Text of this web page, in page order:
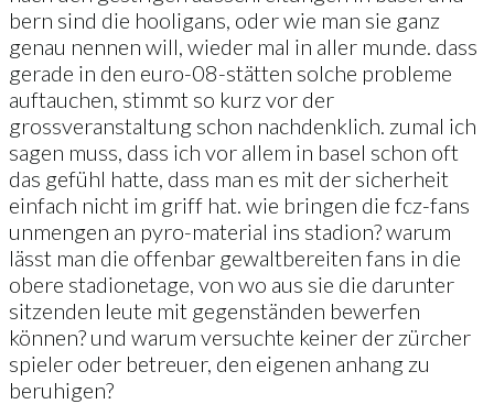
bern sind die hooligans, oder wie man sie ganz
genau nennen will, wieder mal in aller munde. dass
gerade in den euro-08-stätten solche probleme
auftauchen, stimmt so kurz vor der
grossveranstaltung schon nachdenklich. zumal ich
sagen muss, dass ich vor allem in basel schon oft
das gefühl hatte, dass man es mit der sicherheit
einfach nicht im griff hat. wie bringen die fcz-fans
unmengen an pyro-material ins stadion? warum
lässt man die offenbar gewaltbereiten fans in die
obere stadionetage, von wo aus sie die darunter
sitzenden leute mit gegenständen bewerfen
können? und warum versuchte keiner der zürcher
spieler oder betreuer, den eigenen anhang zu
beruhigen?